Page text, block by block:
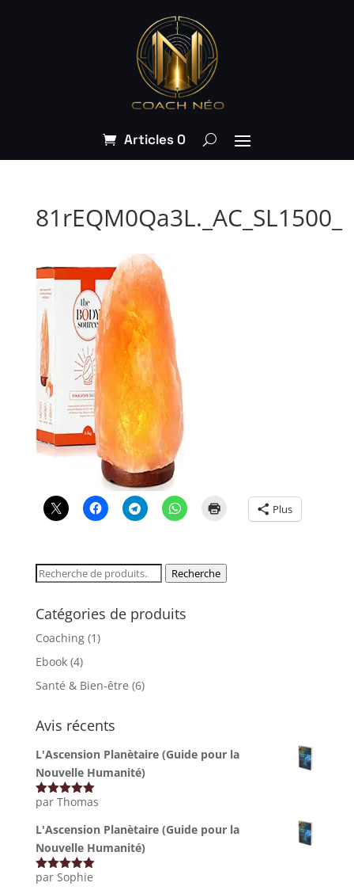
Articles 0
81rEQM0Qa3L._AC_SL1500_
Plus
Recherche
Recherche
Catégories de produits
Coaching (1)
Ebook (4)
Santé & Bien-être (6)
Avis récents
L'Ascension Planètaire (Guide pour la
Nouvelle Humanité)
Note 5sur
par Thomas
L'Ascension Planètaire (Guide pour la
Nouvelle Humanité)
Note5sur
par Sophie